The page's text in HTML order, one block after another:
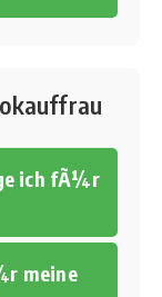
ich fÃ¼r
meine